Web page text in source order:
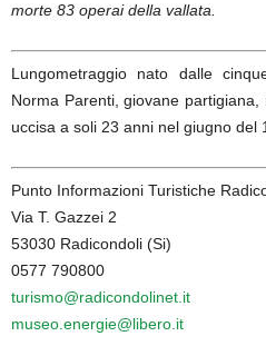
morte 83 operai della vallata.
Lungometraggio nato dalle
Norma Parenti, giovane partigiana,
uccisa a soli 23 anni nel giugno del
Punto Informazioni Turistiche
Via T. Gazzei 2
53030 Radicondoli (Si)
0577 790800
turismo@radicondolinet.it
museo.energie@libero.it